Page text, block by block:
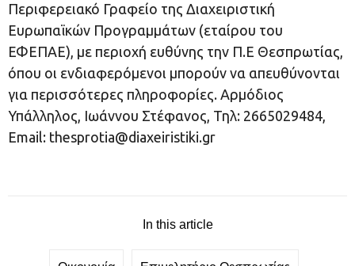
Περιφερειακό Γραφείο της Διαχειριστική
Ευρωπαϊκών Προγραμμάτων (εταίρου του
ΕΦΕΠΑΕ), με περιοχή ευθύνης την Π.Ε Θεσπρωτίας,
όπου οι ενδιαφερόμενοι μπορούν να απευθύνονται
για περισσότερες πληροφορίες. Αρμόδιος
Υπάλληλος, Ιωάννου Στέφανος, Τηλ: 2665029484,
Email: thesprotia@diaxeiristiki.gr
In this article